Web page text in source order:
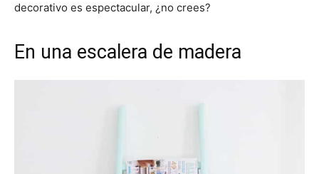
decorativo es espectacular, ¿no crees?
En una escalera de madera